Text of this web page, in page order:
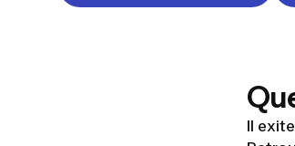
Il